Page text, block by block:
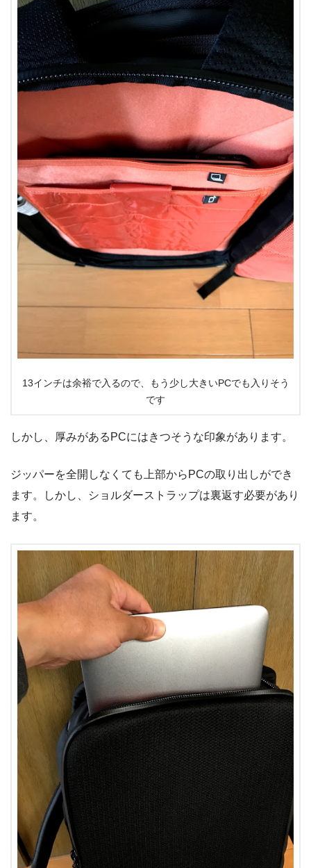
13インチは余裕で入るので、もう少し大きいPCでも入りそう
です
しかし、厚みがあるPCにはきつそうな印象があります。
ジッパーを全開しなくても上部からPCの取り出しができ
ます。しかし、ショルダーストラップは裏返す必要があり
ます。